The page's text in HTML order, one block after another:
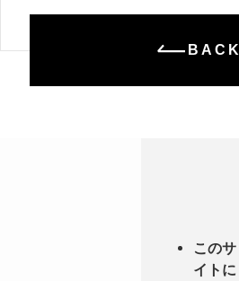
BACK
このサ
イトに